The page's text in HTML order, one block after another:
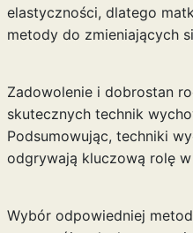
elastyczności, dlatego
metody do zmieniających
Zadowolenie i dobrostan
skutecznych technik
Podsumowując, techniki
odgrywają kluczową rolę
Wybór odpowiedniej